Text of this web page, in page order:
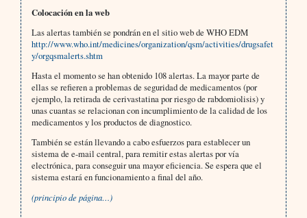
Colocación en la web
Las alertas también se pondrán en el sitio web de WHO EDM
http://www.who.int/medicines/organization/qsm/activities/drugsafet
y/orgqsmalerts.shtm
Hasta el momento se han obtenido 108 alertas. La mayor parte de
ellas se refieren a problemas de seguridad de medicamentos (por
ejemplo, la retirada de cerivastatina por riesgo de rabdomiolisis) y
unas cuantas se relacionan con incumplimiento de la calidad de los
medicamentos y los productos de diagnostico.
También se están llevando a cabo esfuerzos para establecer un
sistema de e-mail central, para remitir estas alertas por vía
electrónica, para conseguir una mayor eficiencia. Se espera que el
sistema estará en funcionamiento a final del año.
(principio de página…)